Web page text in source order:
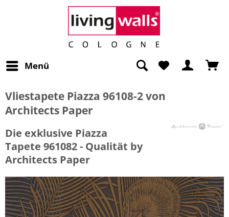
Menü
Vliestapete Piazza 96108-2 von
Architects Paper
Die exklusive Piazza
Tapete 961082 - Qualität by
Architects Paper